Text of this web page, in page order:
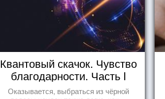
Квантовый скачок. Чувство
благодарности. Часть I
Оказывается, выбраться из чёрной